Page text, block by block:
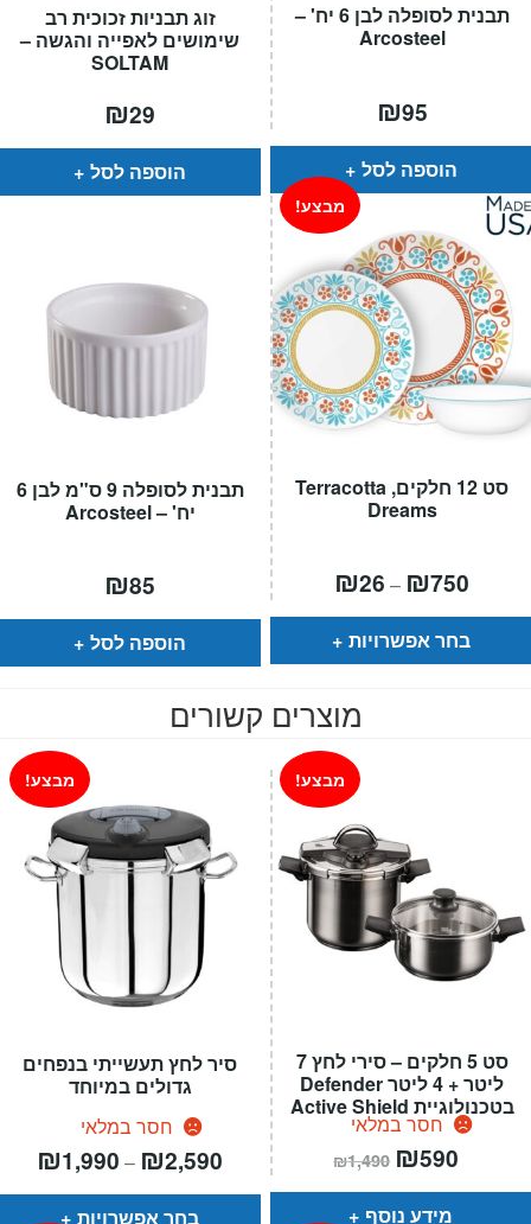
זוג תבניות זכוכית רב
שימושים לאפייה והגשה –
SOLTAM
₪29
הוספה לסל
תבנית לסופלה לבן 6 יח' –
Arcosteel
₪95
הוספה לסל
תבנית לסופלה 9 ס"מ לבן 6
יח' – Arcosteel
₪85
הוספה לסל
סט 12 חלקים, Terracotta
Dreams
מבצע!
₪26 – ₪750
⁦₪26⁩
בחר אפשרויות
מוצרים קשורים
סיר לחץ תעשייתי בנפחים
גדולים במיוחד
חסר במלאי
מבצע!
₪1,990 – ₪2,590 מחירים:
⁦₪1,990⁩
בחר אפשרויות
סט 5 חלקים – סירי לחץ 7
ליטר + 4 ליטר Defender
בטכנולוגיית Active Shield
חסר במלאי
מבצע!
₪1,490 המחיר
המקורי
היה:
₪590
הוא:
מידע נוסף